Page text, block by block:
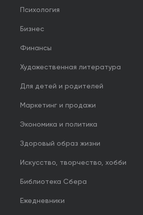
Психология
Бизнес
Финансы
Художественная литература
Для детей и родителей
Маркетинг и продажи
Экономика и политика
Здоровый образ жизни
Искусство, творчество, хобби
Библиотека Сбера
Ежедневники